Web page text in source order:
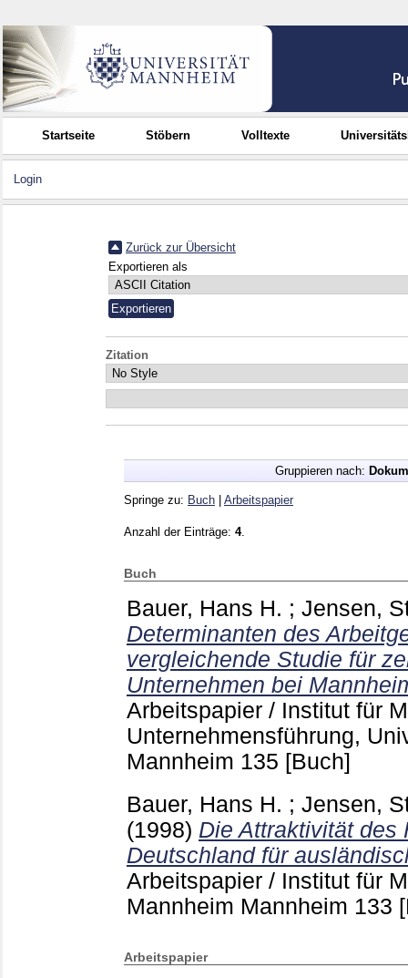
Startseite Stöbern Volltexte
Login
Zurück zur Übersicht
Exportieren als
Zitation
Gruppieren nach:
Springe zu: Buch Arbeitspapier
Anzahl der Einträge: 4.
Buch
Bauer, Hans H. ; Jensen,
Determinanten des
vergleichende Studie für
Unternehmen bei
Arbeitspapier / Institut für
Unternehmensführung,
Mannheim 135 [Buch]
Bauer, Hans H. ; Jensen,
(1998) Die Attraktivität des
Deutschland für
Arbeitspapier / Institut für
Mannheim Mannheim 133
Arbeitspapier